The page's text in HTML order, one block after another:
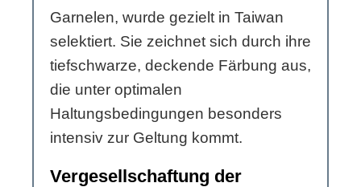
Garnelen, wurde gezielt in Taiwan
selektiert. Sie zeichnet sich durch ihre
tiefschwarze, deckende Färbung aus,
die unter optimalen
Haltungsbedingungen besonders
intensiv zur Geltung kommt.
Vergesellschaftung der